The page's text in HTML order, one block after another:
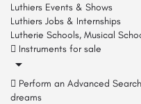
Luthiers Events & Shows
Luthiers Jobs & Internships
Lutherie Schools, Musical
Instruments for sale
Perform an Advanced
dreams